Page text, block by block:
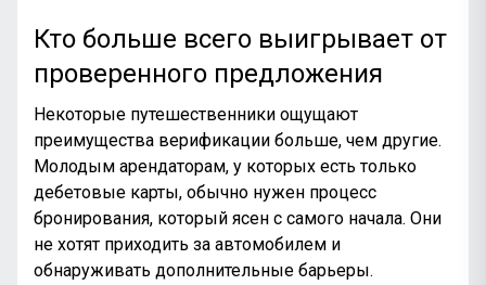
Кто больше всего выигрывает от
проверенного предложения
Некоторые путешественники ощущают
преимущества верификации больше, чем другие.
Молодым арендаторам, у которых есть только
дебетовые карты, обычно нужен процесс
бронирования, который ясен с самого начала. Они
не хотят приходить за автомобилем и
обнаруживать дополнительные барьеры.